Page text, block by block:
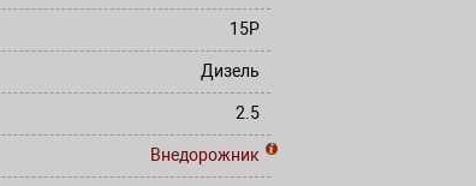
15P
Дизель
2.5
Внедорожник